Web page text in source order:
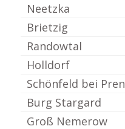
Neetzka
Brietzig
Randowtal
Holldorf
Schönfeld bei
Burg Stargard
Groß Nemerow